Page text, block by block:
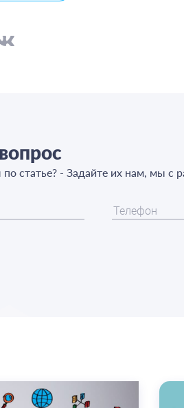
по статье? - Задайте их нам, мы с